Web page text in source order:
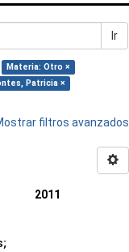
Ir
Materia: Otro ×
Patricia ×
filtros avanzados
;
2011